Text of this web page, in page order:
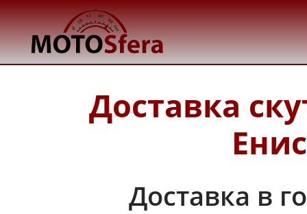
Доставка
Доставка в